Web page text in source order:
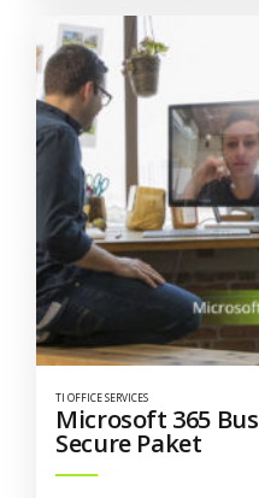
TI OFFICE SERVICES
Microsoft 365
Secure Paket